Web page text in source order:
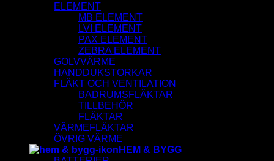
ELEMENT
MB ELEMENT
LVI ELEMENT
PAX ELEMENT
ZEBRA ELEMENT
GOLVVÄRME
HANDDUKSTORKAR
FLÄKT OCH VENTILATION
BADRUMSFLÄKTAR
TILLBEHÖR
FLÄKTAR
VÄRMEFLÄKTAR
ÖVRIG VÄRME
HEM & BYGG